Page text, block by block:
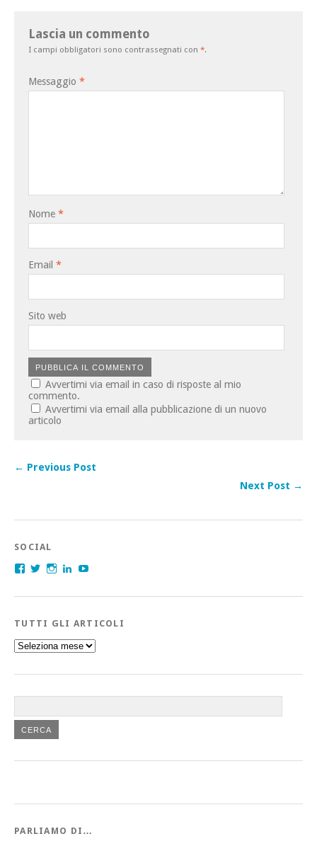
Lascia un commento
I campi obbligatori sono contrassegnati con *.
Messaggio *
Nome *
Email *
Sito web
Avvertimi via email in caso di risposte al mio
commento.
Avvertimi via email alla pubblicazione di un nuovo
articolo
← Previous Post
Next Post →
SOCIAL
Facebook
Twitter
Instagram
LinkedIn
YouTube
TUTTI GLI ARTICOLI
Tutti
gli
PARLIAMO DI…